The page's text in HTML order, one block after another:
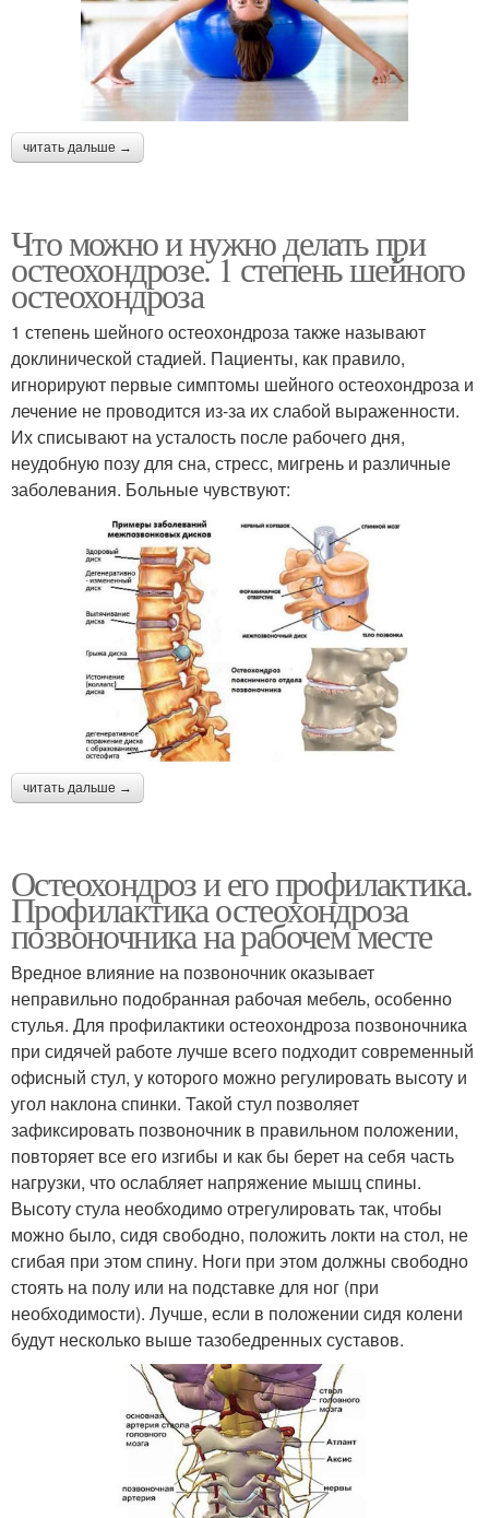
читать дальше →
Что можно и нужно делать при
остеохондрозе. 1 степень шейного
остеохондроза
1 степень шейного остеохондроза также называют
доклинической стадией. Пациенты, как правило,
игнорируют первые симптомы шейного остеохондроза и
лечение не проводится из-за их слабой выраженности.
Их списывают на усталость после рабочего дня,
неудобную позу для сна, стресс, мигрень и различные
заболевания. Больные чувствуют:
читать дальше →
Остеохондроз и его профилактика.
Профилактика остеохондроза
позвоночника на рабочем месте
Вредное влияние на позвоночник оказывает
неправильно подобранная рабочая мебель, особенно
стулья. Для профилактики остеохондроза позвоночника
при сидячей работе лучше всего подходит современный
офисный стул, у которого можно регулировать высоту и
угол наклона спинки. Такой стул позволяет
зафиксировать позвоночник в правильном положении,
повторяет все его изгибы и как бы берет на себя часть
нагрузки, что ослабляет напряжение мышц спины.
Высоту стула необходимо отрегулировать так, чтобы
можно было, сидя свободно, положить локти на стол, не
сгибая при этом спину. Ноги при этом должны свободно
стоять на полу или на подставке для ног (при
необходимости). Лучше, если в положении сидя колени
будут несколько выше тазобедренных суставов.